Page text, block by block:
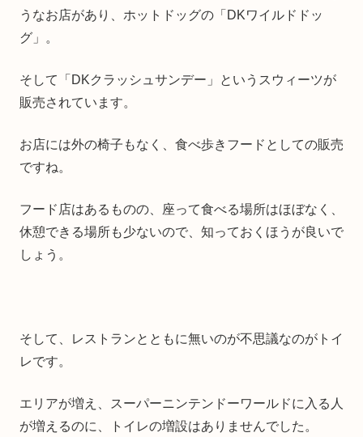
うなお店があり、ホットドッグの「DKワイルドドッ
グ」。
そして「DKクラッシュサンデー」というスウィーツが
販売されています。
お店には外の椅子もなく、食べ歩きフードとしての販売
ですね。
フード店はあるものの、座って食べる場所はほぼなく、
休憩できる場所も少ないので、知っておくほうが良いで
しょう。
そして、レストランとともに無いのが不思議なのがトイ
レです。
エリアが増え、スーパーニンテンドーワールドに入る人
が増えるのに、トイレの増設はありませんでした。